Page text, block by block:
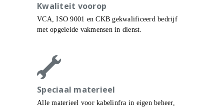
Kwaliteit voorop
VCA, ISO 9001 en CKB gekwalificeerd bedrijf
met opgeleide vakmensen in dienst.
Speciaal materieel
Alle materieel voor kabelinfra in eigen beheer,